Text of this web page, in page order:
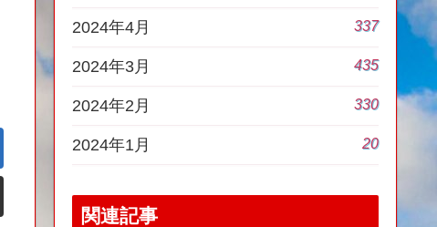
2024年4月 337
2024年3月 435
2024年2月 330
2024年1月 20
関連記事